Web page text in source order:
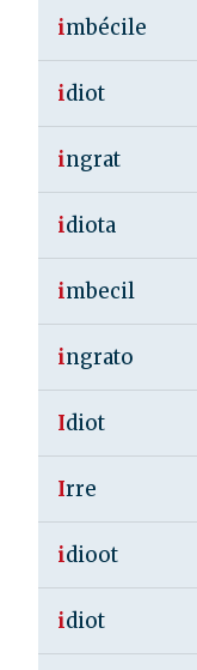
imbécile
idiot
ingrat
idiota
imbecil
ingrato
Idiot
Irre
idioot
idiot